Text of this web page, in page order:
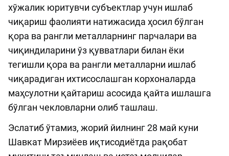
хўжалик юритувчи субъектлар учун ишлаб
чиқариш фаолияти натижасида ҳосил бўлган
қора ва рангли металларнинг парчалари ва
чиқиндиларини ўз қувватлари билан ёки
тегишли қора ва рангли металларни ишлаб
чиқарадиган ихтисослашган корхоналарда
маҳсулотни қайтариш асосида қайта ишлашга
бўлган чекловларни олиб ташлаш.
Эслатиб ўтамиз, жорий йилнинг 28 май куни
Шавкат Мирзиёев иқтисодиётда рақобат